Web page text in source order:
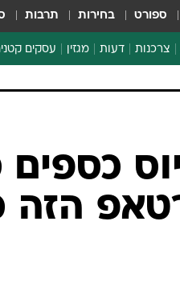
ספורט בחירות תרבות
צרכנות
צרכנות פיננסית
דעות מגזין עסקים